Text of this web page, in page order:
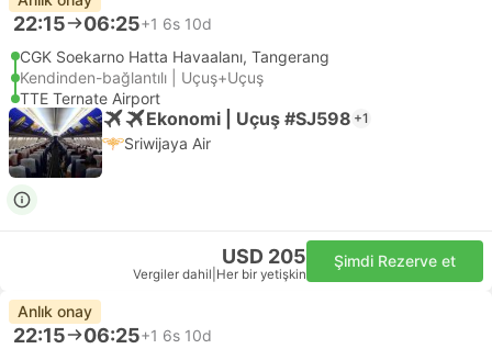
22:15 06:25+1 6s 10d
CGK Soekarno Hatta Havaalanı, Tangerang
Kendinden-bağlantılı | Uçuş+Uçuş
TTE Ternate Airport
Ekonomi | Uçuş #SJ598 +1
Sriwijaya Air
USD 205
Vergiler dahil Her bir yetişkin
Şimdi Rezerve et
Anlık onay
22:15 06:25+1 6s 10d